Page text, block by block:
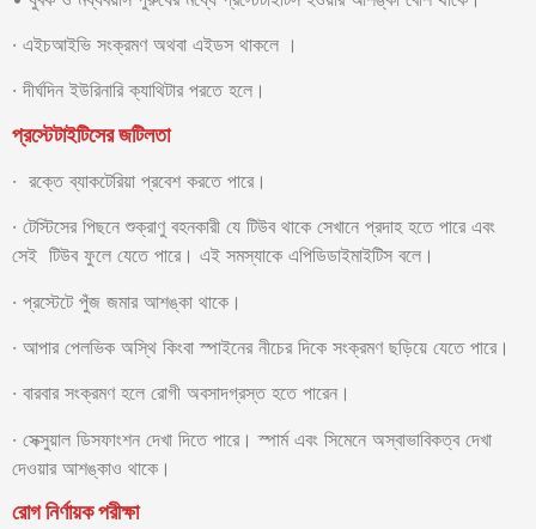
· এইচআইভি সংক্রমণ অথবা এইডস থাকলে ।
· দীর্ঘদিন ইউরিনারি ক্যাথিটার পরতে হলে।
প্রস্টেটাইটিসের জটিলতা
· রক্তে ব্যাকটেরিয়া প্রবেশ করতে পারে।
· টেস্টিসের পিছনে শুক্রাণু বহনকারী যে টিউব থাকে সেখানে প্রদাহ হতে পারে এবং
সেই টিউব ফুলে যেতে পারে। এই সমস্যাকে এপিডিডাইমাইটিস বলে।
· প্রস্টেটে পুঁজ জমার আশঙ্কা থাকে।
· আপার পেলভিক অস্থি কিংবা স্পাইনের নীচের দিকে সংক্রমণ ছড়িয়ে যেতে পারে।
· বারবার সংক্রমণ হলে রোগী অবসাদগ্রস্ত হতে পারেন।
· সেক্সুয়াল ডিসফাংশন দেখা দিতে পারে। স্পার্ম এবং সিমেনে অস্বাভাবিকত্ব দেখা
দেওয়ার আশঙ্কাও থাকে।
রোগ নির্ণায়ক পরীক্ষা